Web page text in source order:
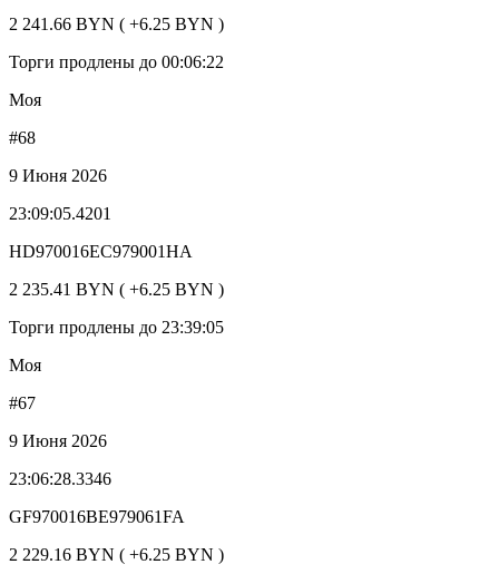
2 241.66 BYN ( +6.25 BYN )
Торги продлены до 00:06:22
Моя
#68
9 Июня 2026
23:09:05.4201
HD970016EC979001HA
2 235.41 BYN ( +6.25 BYN )
Торги продлены до 23:39:05
Моя
#67
9 Июня 2026
23:06:28.3346
GF970016BE979061FA
2 229.16 BYN ( +6.25 BYN )